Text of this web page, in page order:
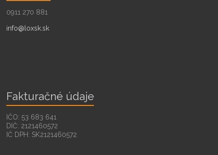
0911 270 881
info@loxsk.sk
Fakturačné údaje
IČO: 53 683 641
DIČ: 2121460572
IČ DPH: SK2121460572